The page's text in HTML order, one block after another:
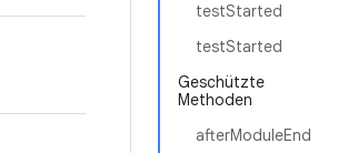
testStarted
testStarted
Geschützte
Methoden
afterModuleEnd